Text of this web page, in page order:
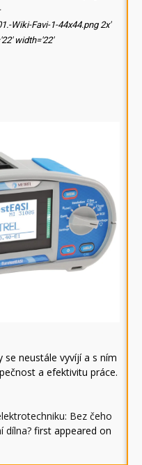
Wiki-Favi-1-44x44.png 2x'
width='22'
se neustále vyvíjí a s ním
a efektivitu práce.
Bez čeho
dílna? first appeared on